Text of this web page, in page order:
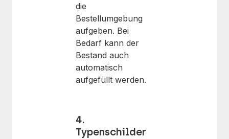
die
Bestellumgebung
aufgeben. Bei
Bedarf kann der
Bestand auch
automatisch
aufgefüllt werden.
4.
Typenschilder